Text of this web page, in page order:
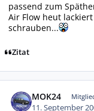
passend zum
Air Flow heut
schrauben...
Zitat
MOK24
11. September